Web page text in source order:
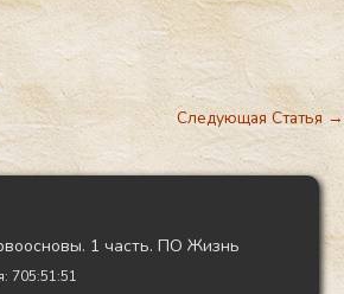
Следующая Статья→
1 часть. ПО Жизнь
705:51:49